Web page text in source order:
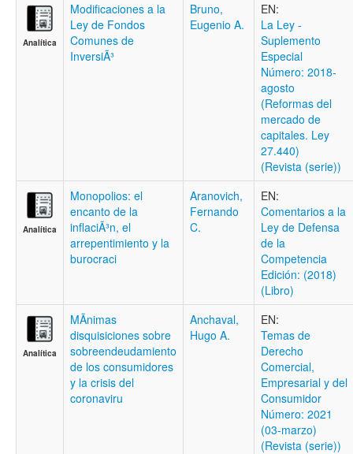
Analítica
Modificaciones a la
Ley de Fondos
Comunes de
InversiÃ³
Bruno,
Eugenio A.
EN:
La Ley -
Suplemento
Especial
Número: 2018-
agosto
(Reformas del
mercado de
capitales. Ley
27.440)
(Revista (serie))
Analítica
Monopolios: el
encanto de la
inflaciÃ³n, el
arrepentimiento y la
burocraci
Aranovich,
Fernando
C.
EN:
Comentarios a la
Ley de Defensa
de la
Competencia
Edición: (2018)
(Libro)
Analítica
MÃ­nimas
disquisiciones sobre
sobreendeudamiento
de los consumidores
y la crisis del
coronaviru
Anchaval,
Hugo A.
EN:
Temas de
Derecho
Comercial,
Empresarial y del
Consumidor
Número: 2021
(03-marzo)
(Revista (serie))